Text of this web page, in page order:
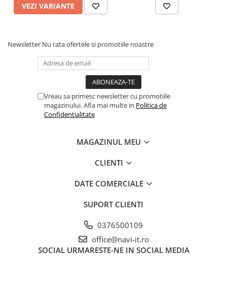
VEZI VARIANTE
Newsletter Nu rata ofertele si promotiile noastre
Vreau sa primesc newsletter cu promotiile
magazinului. Afla mai multe in Politica de
Confidentialitate
MAGAZINUL MEU
CLIENTI
DATE COMERCIALE
SUPORT CLIENTI
0376500109
office@navi-it.ro
SOCIAL URMARESTE-NE IN SOCIAL MEDIA